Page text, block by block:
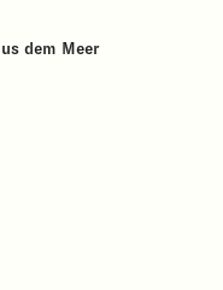
dem Meer